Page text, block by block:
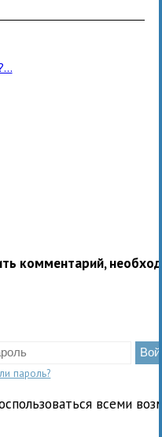
комментарий,
пароль?
всеми